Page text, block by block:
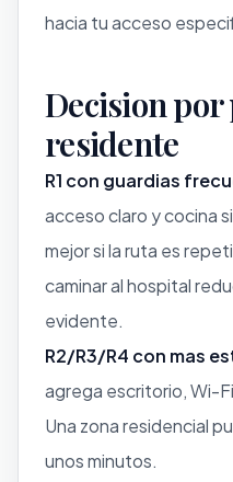
hacia tu acceso
Decision
residente
R1 con guardias
acceso claro y cocina
mejor si la ruta es
caminar al hospital
evidente.
R2/R3/R4 con mas
agrega escritorio, Wi-
Una zona residencial
unos minutos.